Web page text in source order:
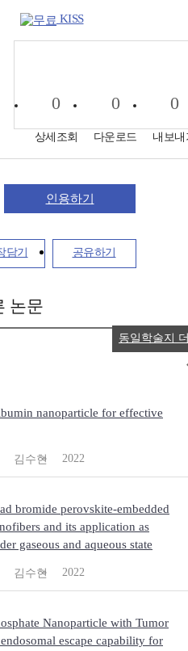
KISS
0
상세조회
0
다운로드
0
내보내
인용하기
담기 공유하기
논문
nanoparticle for effective
김수헌 2022
bromide perovskite-embedded
and its application as
gaseous and aqueous state
김수헌 2022
Nanoparticle with Tumor
escape capability for
동일학술지